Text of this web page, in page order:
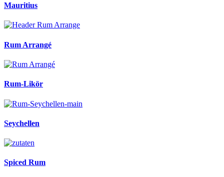
Mauritius
Rum Arrangé
Rum-Likör
Seychellen
Spiced Rum